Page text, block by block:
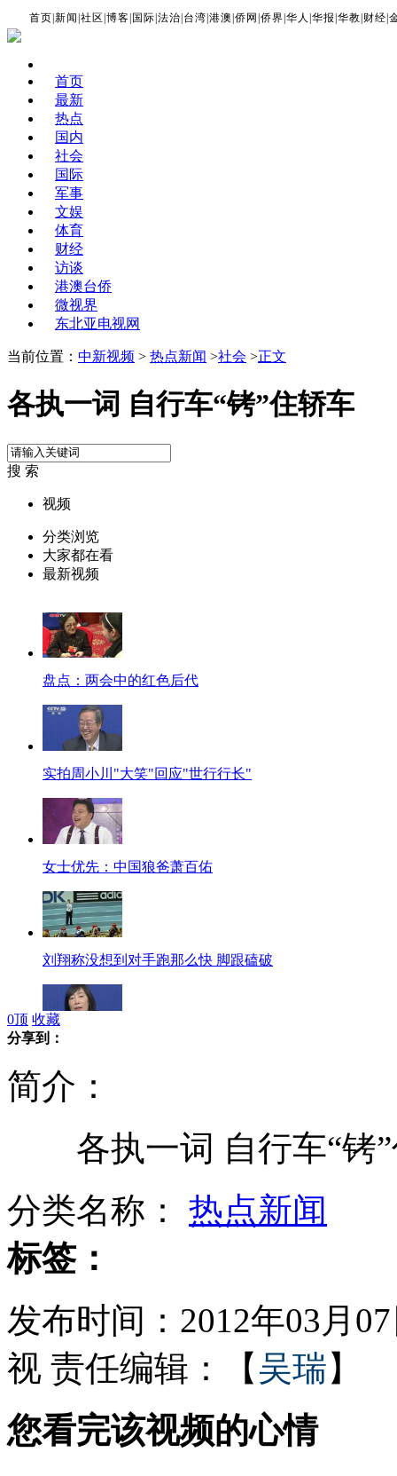
首页 |新闻 |社区 |博客 国际 |法治 台湾 |港澳 |侨网 |侨界 |华人 |华报 |华教 财经 |
首页
最新
热点
国内
社会
国际
军事
文娱
体育
财经
访谈
港澳台侨
微视界
东北亚电视网
当前位置： 中新视频 > 热点新闻 >社会 >正文
各执一词 自行车“铐”住轿车
搜 索
视频
分类浏览
大家都在看
最新视频
盘点：两会中的红色后代
实拍周小川"大笑"回应"世行行长"
女士优先：中国狼爸萧百佑
刘翔称没想到对手跑那么快 脚跟磕破
新闻回顾：日本大地震发生一刻
央行:商业银行不能参与一成首付
逃犯姐姐裸身拉民警合影阻止抓捕
王子哈里访南美 巴西少女想当王妃
0顶 收藏
分享到：
简介：
各执一词 自行车“铐”
分类名称： 热点新闻
标签：
发布时间：2012年03月
视 责任编辑：【 吴瑞】
您看完该视频的心情